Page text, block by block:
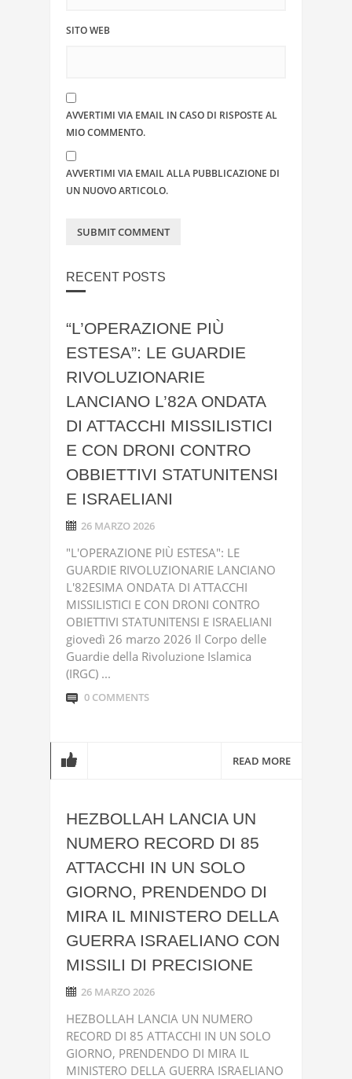
SITO WEB
AVVERTIMI VIA EMAIL IN CASO DI RISPOSTE AL
MIO COMMENTO.
AVVERTIMI VIA EMAIL ALLA PUBBLICAZIONE DI
UN NUOVO ARTICOLO.
RECENT POSTS
“L’OPERAZIONE PIÙ
ESTESA”: LE GUARDIE
RIVOLUZIONARIE
LANCIANO L’82A ONDATA
DI ATTACCHI MISSILISTICI
E CON DRONI CONTRO
OBBIETTIVI STATUNITENSI
E ISRAELIANI
26 MARZO 2026
"L'OPERAZIONE PIÙ ESTESA": LE
GUARDIE RIVOLUZIONARIE LANCIANO
L'82ESIMA ONDATA DI ATTACCHI
MISSILISTICI E CON DRONI CONTRO
OBIETTIVI STATUNITENSI E ISRAELIANI
giovedì 26 marzo 2026 Il Corpo delle
Guardie della Rivoluzione Islamica
(IRGC) ...
0 COMMENTS
READ MORE
HEZBOLLAH LANCIA UN
NUMERO RECORD DI 85
ATTACCHI IN UN SOLO
GIORNO, PRENDENDO DI
MIRA IL MINISTERO DELLA
GUERRA ISRAELIANO CON
MISSILI DI PRECISIONE
26 MARZO 2026
HEZBOLLAH LANCIA UN NUMERO
RECORD DI 85 ATTACCHI IN UN SOLO
GIORNO, PRENDENDO DI MIRA IL
MINISTERO DELLA GUERRA ISRAELIANO